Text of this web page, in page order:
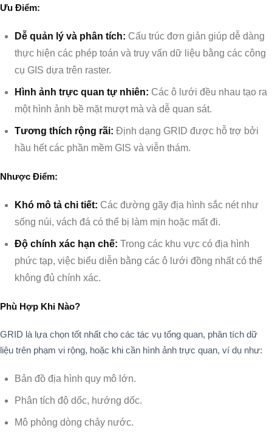
Ưu Điểm:
Dễ quản lý và phân tích: Cấu trúc đơn giản giúp dễ dàng
thực hiện các phép toán và truy vấn dữ liệu bằng các công
cụ GIS dựa trên raster.
Hình ảnh trực quan tự nhiên: Các ô lưới đều nhau tạo ra
một hình ảnh bề mặt mượt mà và dễ quan sát.
Tương thích rộng rãi: Định dạng GRID được hỗ trợ bởi
hầu hết các phần mềm GIS và viễn thám.
Nhược Điểm:
Khó mô tả chi tiết: Các đường gãy địa hình sắc nét như
sống núi, vách đá có thể bị làm mịn hoặc mất đi.
Độ chính xác hạn chế: Trong các khu vực có địa hình
phức tạp, việc biểu diễn bằng các ô lưới đồng nhất có thể
không đủ chính xác.
Phù Hợp Khi Nào?
GRID là lựa chọn tốt nhất cho các tác vụ tổng quan, phân tích dữ
liệu trên phạm vi rộng, hoặc khi cần hình ảnh trực quan, ví dụ như:
Bản đồ địa hình quy mô lớn.
Phân tích độ dốc, hướng dốc.
Mô phỏng dòng chảy nước.